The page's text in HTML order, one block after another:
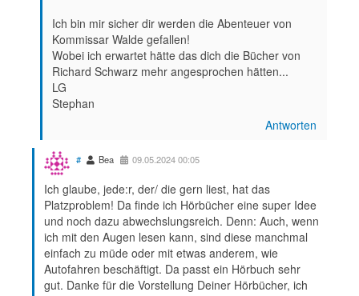
Ich bin mir sicher dir werden die Abenteuer von
Kommissar Walde gefallen!
Wobei ich erwartet hätte das dich die Bücher von
Richard Schwarz mehr angesprochen hätten...
LG
Stephan
Antworten
# Bea 09.05.2024 00:05
Ich glaube, jede:r, der/ die gern liest, hat das
Platzproblem! Da finde ich Hörbücher eine super Idee
und noch dazu abwechslungsreich. Denn: Auch, wenn
ich mit den Augen lesen kann, sind diese manchmal
einfach zu müde oder mit etwas anderem, wie
Autofahren beschäftigt. Da passt ein Hörbuch sehr
gut. Danke für die Vorstellung Deiner Hörbücher, ich